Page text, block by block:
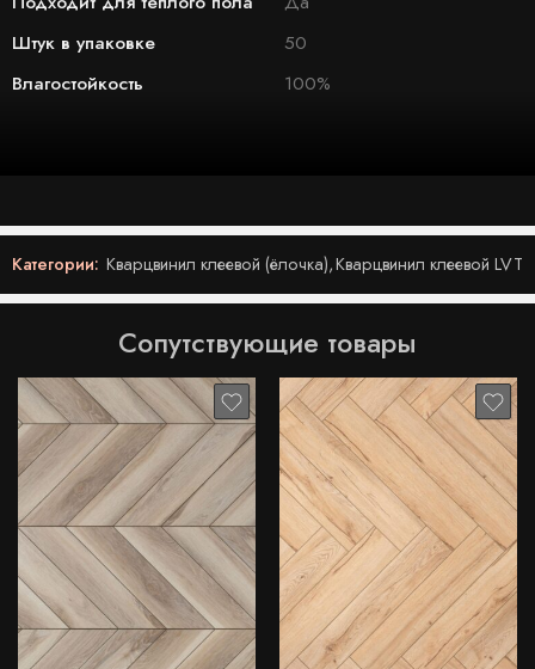
Штук в упаковке
50
Влагостойкость
100%
Категории: Кварцвинил клеевой (ёлочка),Кварцвинил клеевой LVT
Сопутствующие товары